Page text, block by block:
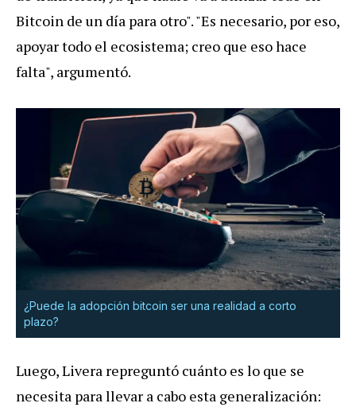
Bitcoin de un día para otro". "Es necesario, por eso,
apoyar todo el ecosistema; creo que eso hace
falta", argumentó.
¿Puede la adopción bitcoin ser una realidad a corto
plazo?
Luego, Livera repreguntó cuánto es lo que se
necesita para llevar a cabo esta generalización: